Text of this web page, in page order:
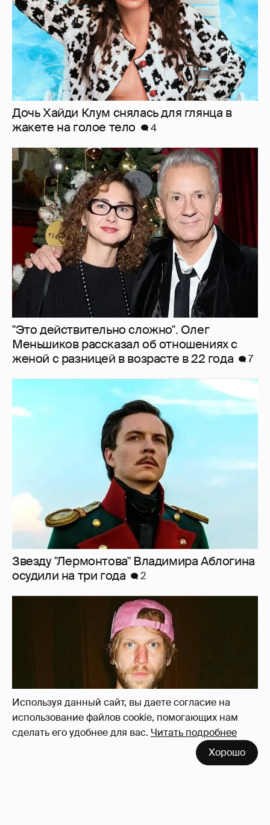
Используя данный сайт, вы даете согласие на
использование файлов cookie, помогающих нам
сделать его удобнее для вас. Читать подробнее
Хорошо
Дочь Хайди Клум снялась для глянца в
жакете на голое тело
4
"Это действительно сложно". Олег
Меньшиков рассказал об отношениях с
женой с разницей в возрасте в 22 года
7
Звезду "Лермонтова" Владимира Аблогина
осудили на три года
2